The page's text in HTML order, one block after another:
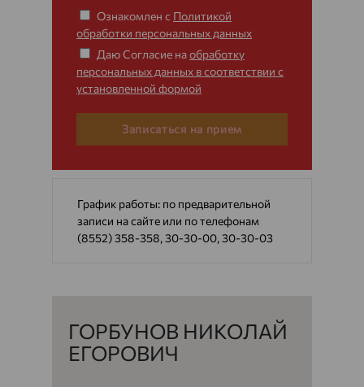
Ознакомлен с Политикой
обработки персональных данных
Даю Согласие наобработку
персональных данных в соответствии с
установленной формой
Записаться на прием
График работы: по предварительной
записи на сайте или по телефонам
(8552) 358-358, 30-30-00, 30-30-03
ГОРБУНОВ НИКОЛАЙ
ЕГОРОВИЧ